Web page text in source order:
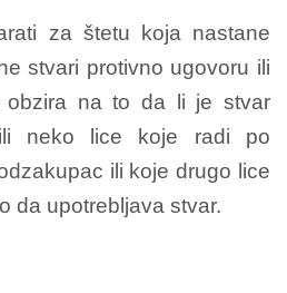
za štetu koja nastane
stvari protivno ugovoru ili
obzira na to da li je stvar
neko lice koje radi po
ili koje drugo lice
da upotrebljava stvar.